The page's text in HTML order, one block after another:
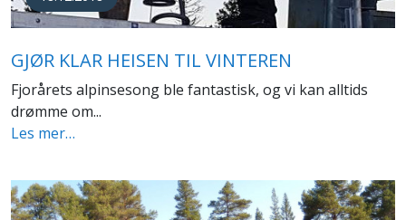
GJØR KLAR HEISEN TIL VINTEREN
Fjorårets alpinsesong ble fantastisk, og vi kan alltids
drømme om...
Les mer…